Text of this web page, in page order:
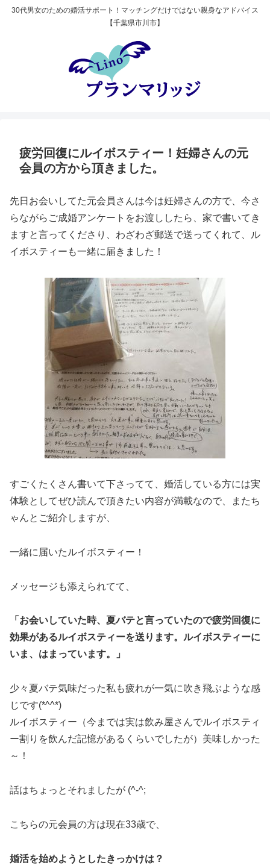
30代男女のための婚活サポート！マッチングだけではない親身なアドバイス
【千葉県市川市】
疲労回復にルイボスティー！妊婦さんの元
会員の方から頂きました。
先日お会いしてた元会員さんは今は妊婦さんの方で、今さ
らながらご成婚アンケートをお渡ししたら、家で書いてき
ますと言ってくださり、わざわざ郵送で送ってくれて、ル
イボスティーも一緒に届きました！
すごくたくさん書いて下さってて、婚活している方には実
体験としてぜひ読んで頂きたい内容が満載なので、またち
ゃんとご紹介しますが、
一緒に届いたルイボスティー！
メッセージも添えられてて、
「お会いしていた時、夏バテと言っていたので疲労回復に
効果があるルイボスティーを送ります。ルイボスティーに
いま、はまっています。」
少々夏バテ気味だった私も疲れが一気に吹き飛ぶような感
じです(*^^*)
ルイボスティー（今までは実は飲み屋さんでルイボスティ
ー割りを飲んだ記憶があるくらいでしたが）美味しかった
～！
話はちょっとそれましたが (^-^;
こちらの元会員の方は現在33歳で、
婚活を始めようとしたきっかけは？